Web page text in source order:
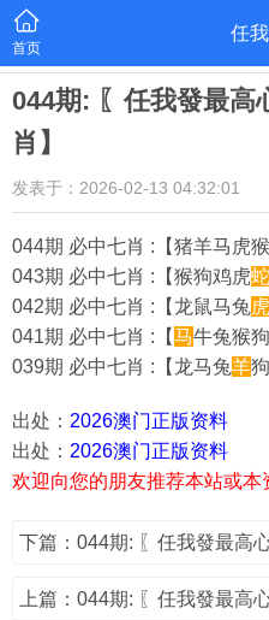
首页
任
044期: 〖任我發最高
肖】
发表于：2026-02-13 04:32:01
044期 必中七肖 :【猪羊马虎
043期 必中七肖 :【猴狗鸡虎蛇
042期 必中七肖 :【龙鼠马兔虎
041期 必中七肖 :【马牛兔猴
039期 必中七肖 :【龙马兔羊
出处： 2026澳门正版资料
出处： 2026澳门正版资料
欢迎向您的朋友推荐本站或本
下篇：044期: 〖任我發最高
上篇：044期: 〖任我發最高